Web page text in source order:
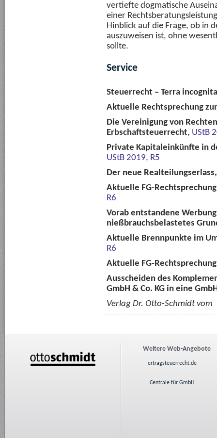
vertiefte dogmatische
einer
Hinblick auf die Frage, ob in
auszuweisen ist, ohne
sollte.
Service
Steuerrecht – Terra
Aktuelle Rechtsprechung
Die Vereinigung von
Erbschaftsteuerrecht, UStB
Private Kapitaleinkünfte in
UStB 2019, R5
Der neue
Aktuelle FG-
R6
Vorab entstandene
nießbrauchsbelastetes
Aktuelle Brennpunkte im
R6
Aktuelle FG-
Ausscheiden des
GmbH & Co. KG in eine
Verlag Dr. Otto-Schmidt vom
Weitere Web-Angebote
ertragsteuerrecht.de
Centrale für GmbH